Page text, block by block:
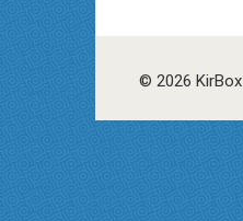
© 2026 KirBox